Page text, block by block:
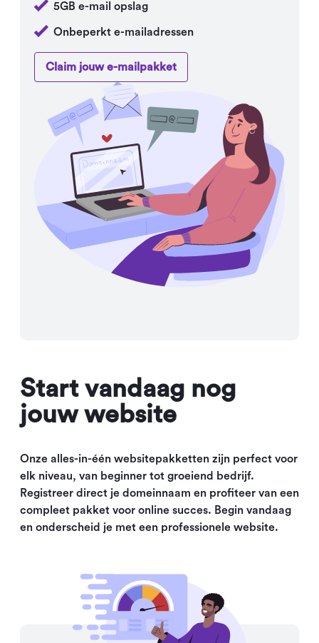
5GB e-mail opslag
Onbeperkt e-mailadressen
Claim jouw e-mailpakket
Start vandaag nog
jouw website
Onze alles-in-één websitepakketten zijn perfect voor
elk niveau, van beginner tot groeiend bedrijf.
Registreer direct je domeinnaam en profiteer van een
compleet pakket voor online succes. Begin vandaag
en onderscheid je met een professionele website.